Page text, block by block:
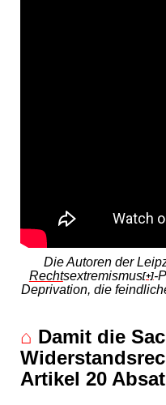
Die Autoren der
Rechtsextremismus[+]-
Deprivation, die
⌂ Damit die
Artikel 20